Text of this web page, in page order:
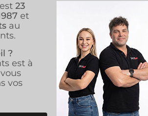
23
et
au
?
est à
vos